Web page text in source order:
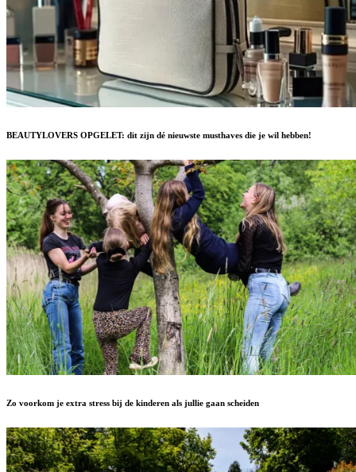
BEAUTYLOVERS OPGELET: dit zijn dé nieuwste musthaves die je wil hebben!
Zo voorkom je extra stress bij de kinderen als jullie gaan scheiden